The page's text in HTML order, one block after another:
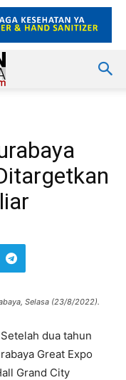
Selasa (23/8/2022).
dua tahun
Great Expo
Grand City